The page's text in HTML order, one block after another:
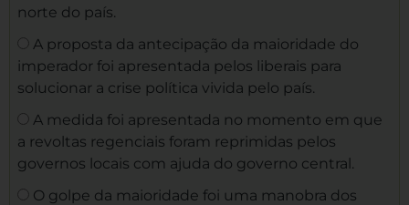
norte do país.
A proposta da antecipação da maioridade do
imperador foi apresentada pelos liberais para
solucionar a crise política vivida pelo país.
A medida foi apresentada no momento em que
a revoltas regenciais foram reprimidas pelos
governos locais com ajuda do governo central.
O golpe da maioridade foi uma manobra dos